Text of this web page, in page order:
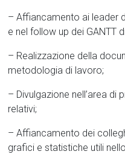
– Affiancamento ai leader
e nel follow up dei GANTT
– Realizzazione della
metodologia di lavoro;
– Divulgazione nell’area
relativi;
– Affiancamento dei
grafici e statistiche utili